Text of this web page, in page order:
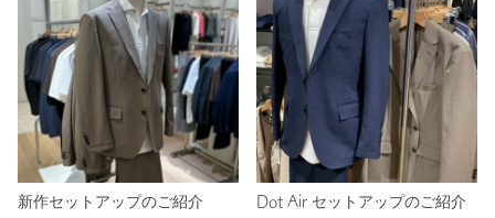
新作セットアップのご紹介 Dot Air セットアップのご紹介